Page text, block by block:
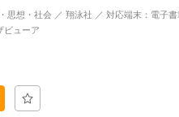
思想・社会 ／ 翔泳社 ／ 対応端末：電子書
ビューア